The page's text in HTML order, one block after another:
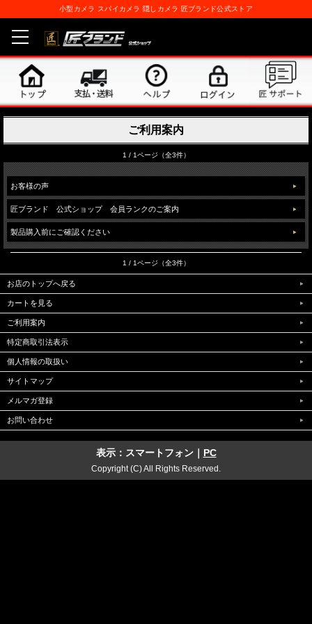
小型カメラ スパイカメラ 隠しカメラ 匠ブランド公式ストア
ご利用案内
1 / 1ページ（全3件）
お客様の声
匠ブランド 公式ショップ 会員ランクのご案内
製品購入前にご確認ください
1 / 1ページ（全3件）
お店のトップへ戻る
カートを見る
ご利用案内
特定商取引法表示
個人情報の取扱い
サイトマップ
メルマガ登録
お問い合わせ
表示：スマートフォン｜ PC
Copyright (C) All Rights Reserved.